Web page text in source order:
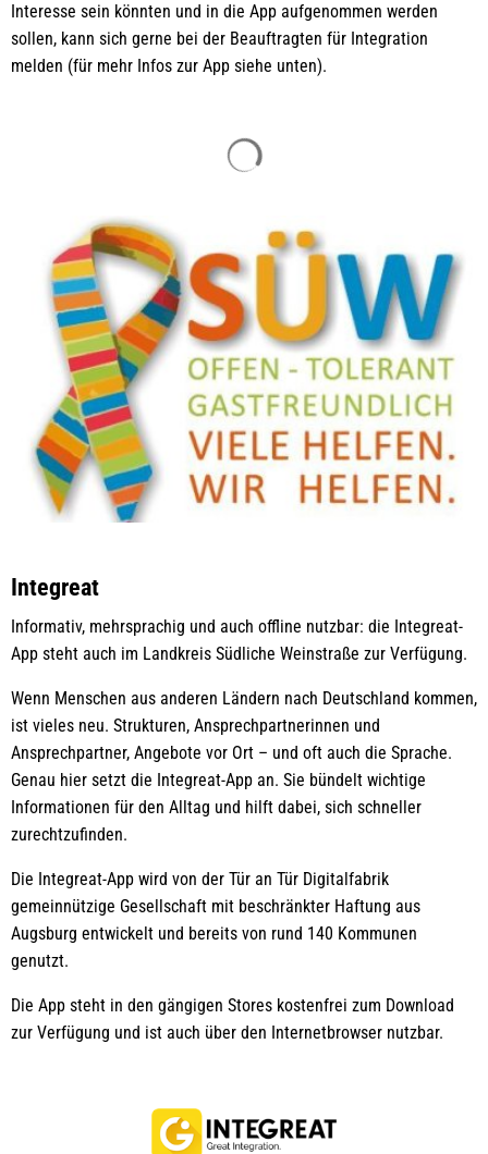
Interesse sein könnten und in die App aufgenommen werden
sollen, kann sich gerne bei der Beauftragten für Integration
melden (für mehr Infos zur App siehe unten).
Integreat
Informativ, mehrsprachig und auch offline nutzbar: die Integreat-
App steht auch im Landkreis Südliche Weinstraße zur Verfügung.
Wenn Menschen aus anderen Ländern nach Deutschland kommen,
ist vieles neu. Strukturen, Ansprechpartnerinnen und
Ansprechpartner, Angebote vor Ort – und oft auch die Sprache.
Genau hier setzt die Integreat-App an. Sie bündelt wichtige
Informationen für den Alltag und hilft dabei, sich schneller
zurechtzufinden.
Die Integreat-App wird von der Tür an Tür Digitalfabrik
gemeinnützige Gesellschaft mit beschränkter Haftung aus
Augsburg entwickelt und bereits von rund 140 Kommunen
genutzt.
Die App steht in den gängigen Stores kostenfrei zum Download
zur Verfügung und ist auch über den Internetbrowser nutzbar.